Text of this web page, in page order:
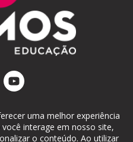
uma melhor experiência
interage em nosso site,
o conteúdo. Ao utilizar